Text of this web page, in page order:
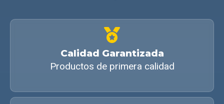
Calidad Garantizada
Productos de primera calidad